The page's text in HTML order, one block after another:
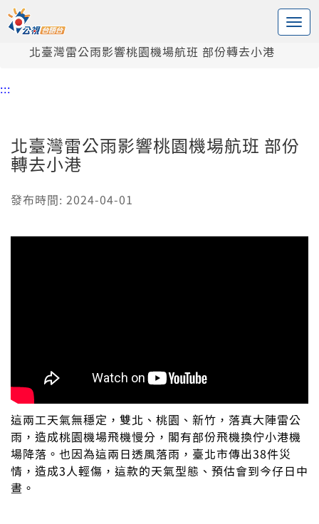
中央內容區塊
頭頁
北臺灣雷公雨影響桃園機場航班 部份轉去小港
:::
北臺灣雷公雨影響桃園機場航班 部份
轉去小港
發布時間: 2024-04-01
這兩工天氣無穩定，雙北、桃園、新竹，落真大陣雷公
雨，造成桃園機場飛機慢分，閣有部份飛機換佇小港機
場降落。也因為這兩日透風落雨，臺北市傳出38件災
情，造成3人輕傷，這款的天氣型態、預估會到今仔日中
晝。